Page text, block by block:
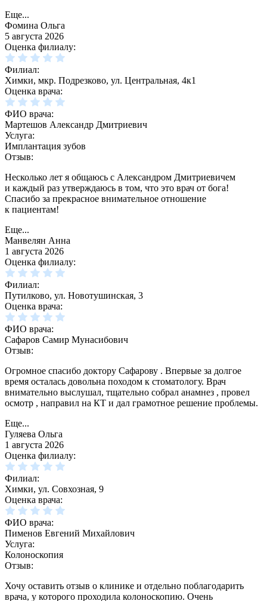
Еще...
Фомина Ольга
5 августа 2026
Оценка филиалу:
Филиал:
Химки, мкр. Подрезково, ул. Центральная, 4к1
Оценка врача:
ФИО врача:
Мартешов Александр Дмитриевич
Услуга:
Имплантация зубов
Отзыв:
Несколько лет я общаюсь с Александром Дмитриевичем
и каждый раз утверждаюсь в том, что это врач от бога!
Спасибо за прекрасное внимательное отношение
к пациентам!
Еще...
Манвелян Анна
1 августа 2026
Оценка филиалу:
Филиал:
Путилково, ул. Новотушинская, 3
Оценка врача:
ФИО врача:
Сафаров Самир Мунасибович
Отзыв:
Огромное спасибо доктору Сафарову . Впервые за долгое
время осталась довольна походом к стоматологу. Врач
внимательно выслушал, тщательно собрал анамнез , провел
осмотр , направил на КТ и дал грамотное решение проблемы.
Еще...
Гуляева Ольга
1 августа 2026
Оценка филиалу:
Филиал:
Химки, ул. Совхозная, 9
Оценка врача:
ФИО врача:
Пименов Евгений Михайлович
Услуга:
Колоноскопия
Отзыв:
Хочу оставить отзыв о клинике и отдельно поблагодарить
врача, у которого проходила колоноскопию. Очень